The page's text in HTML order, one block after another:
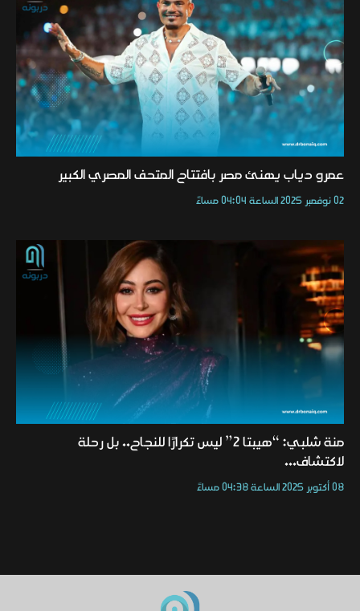
عمرو دياب يهنئ مصر بافتتاح المتحف المصري الكبير
02 نوفمبر 2025 الساعة 04:04 مساءً
منة شلبي: “هيبتا 2” ليس تكرارًا للنجاح.. بل رحلة
لاكتشاف...
08 أكتوبر 2025 الساعة 04:38 مساءً